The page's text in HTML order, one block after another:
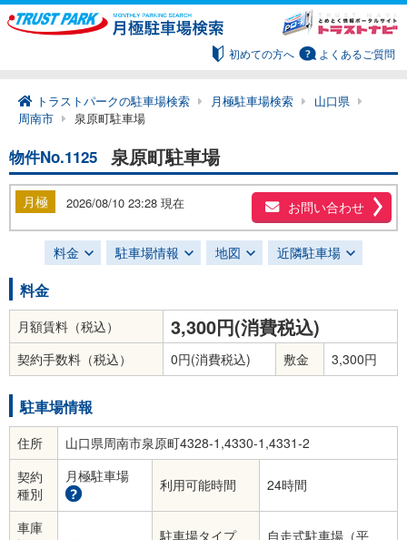
初めての方へ よくあるご質問
トラストパークの駐車場検索 月極駐車場検索
山口県
周南市
泉原町駐車場
物件No.1125 泉原町駐車場
月極 2026/08/10 23:28 現在 お問い合わせ
料金 駐車場情報 地図 近隣駐車場
料金
月額賃料（税込） 3,300円(消費税込)
契約手数料（税込） 0円(消費税込) 敷金 3,300円
駐車場情報
住所
山口県周南市泉原町4328-1,4330-1,4331-2
契約
種別
月極駐車場 利用可能時間 24時間
車庫
駐車場タイプ
自走式駐車場（平